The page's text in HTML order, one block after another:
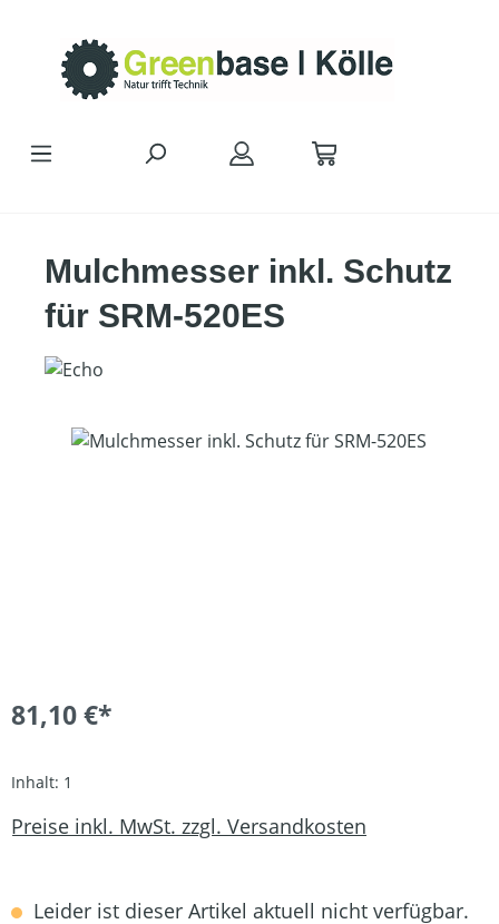
Mulchmesser inkl. Schutz
für SRM-520ES
Bildergalerie überspringen
81,10 €*
Inhalt: 1
Preise inkl. MwSt. zzgl. Versandkosten
Leider ist dieser Artikel aktuell nicht verfügbar.